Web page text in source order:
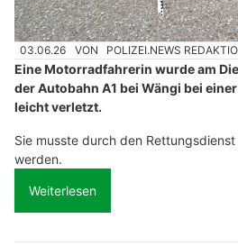
03.06.26 VON POLIZEI.NEWS
Eine Motorradfahrerin wurde am
der Autobahn A1 bei Wängi bei
leicht verletzt.
Sie musste durch den
werden.
Weiterlesen